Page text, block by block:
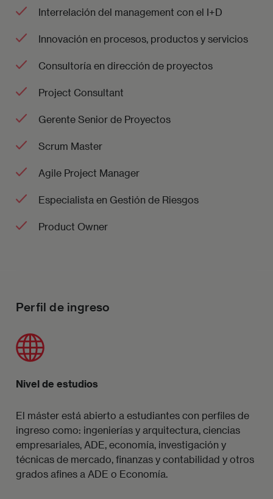
Interrelación del management con el I+D
Innovación en procesos, productos y servicios
Consultoría en dirección de proyectos
Project Consultant
Gerente Senior de Proyectos
Scrum Master
Agile Project Manager
Especialista en Gestión de Riesgos
Product Owner
Perfil de ingreso
Imagen
Nivel de estudios
El máster está abierto a estudiantes con perfiles de
ingreso como: ingenierías y arquitectura, ciencias
empresariales, ADE, economía, investigación y
técnicas de mercado, finanzas y contabilidad y otros
grados afines a ADE o Economía.